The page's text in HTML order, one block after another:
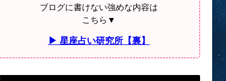
ブログに書けない強めな内容は
こちら▼
▶ 星座占い研究所【裏】